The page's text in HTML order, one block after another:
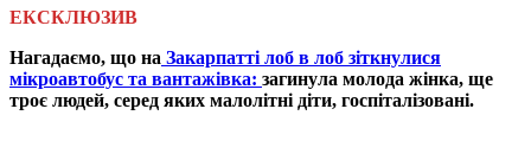
ЕКСКЛЮЗИВ
Нагадаємо, що на Закарпатті лоб в лоб зіткнулися
мікроавтобус та вантажівка: загинула молода жінка, ще
троє людей, серед яких малолітні діти, госпіталізовані.